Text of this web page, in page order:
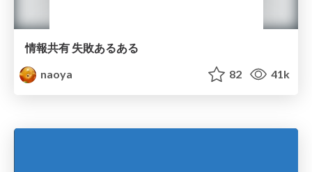
情報共有 失敗あるある
naoya
82 41k